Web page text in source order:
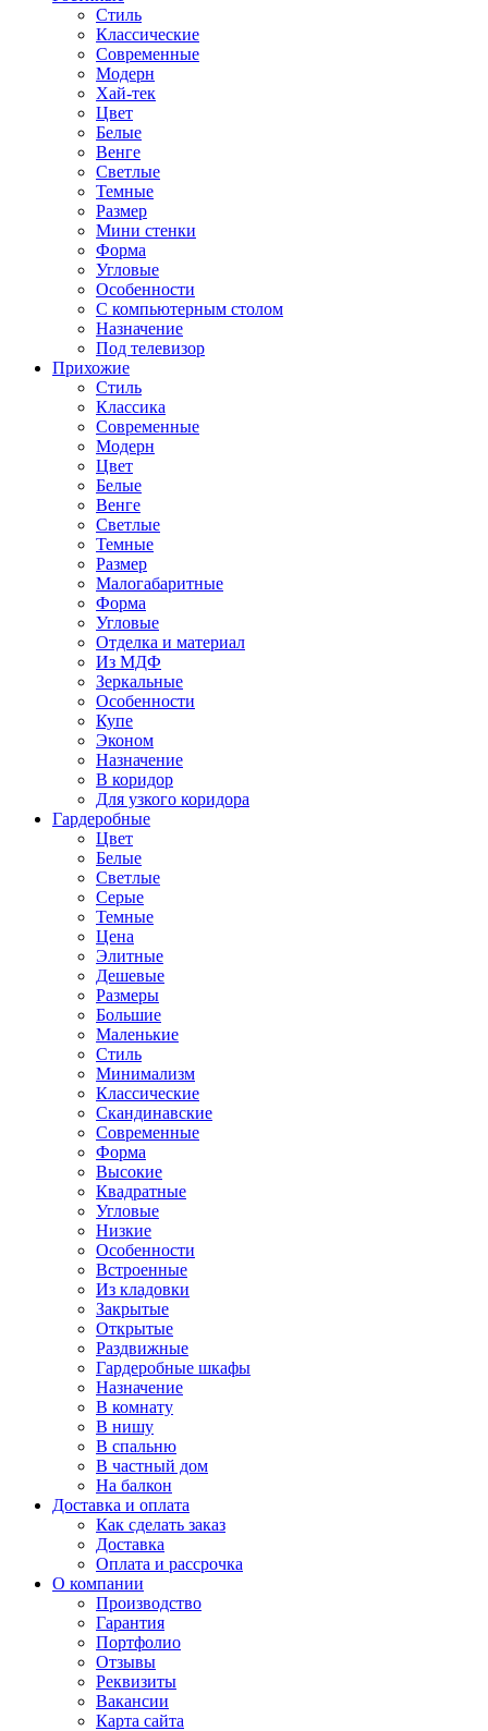
Стиль
Классические
Современные
Модерн
Хай-тек
Цвет
Белые
Венге
Светлые
Темные
Размер
Мини стенки
Форма
Угловые
Особенности
С компьютерным столом
Назначение
Под телевизор
Прихожие
Стиль
Классика
Современные
Модерн
Цвет
Белые
Венге
Светлые
Темные
Размер
Малогабаритные
Форма
Угловые
Отделка и материал
Из МДФ
Зеркальные
Особенности
Купе
Эконом
Назначение
В коридор
Для узкого коридора
Гардеробные
Цвет
Белые
Светлые
Серые
Темные
Цена
Элитные
Дешевые
Размеры
Большие
Маленькие
Стиль
Минимализм
Классические
Скандинавские
Современные
Форма
Высокие
Квадратные
Угловые
Низкие
Особенности
Встроенные
Из кладовки
Закрытые
Открытые
Раздвижные
Гардеробные шкафы
Назначение
В комнату
В нишу
В спальню
В частный дом
На балкон
Доставка и оплата
Как сделать заказ
Доставка
Оплата и рассрочка
О компании
Производство
Гарантия
Портфолио
Отзывы
Реквизиты
Вакансии
Карта сайта